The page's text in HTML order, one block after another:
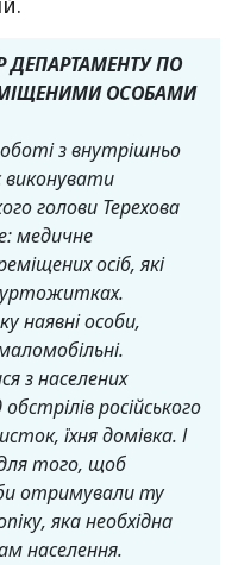
ДЕПАРТАМЕНТУ ПО
ОСОБАМИ
з внутрішньо
виконувати
голови Терехова
медичне
осіб, які
наявні особи,
з населених
російського
їхня домівка. І
того, щоб
отримували ту
яка необхідна
населення.